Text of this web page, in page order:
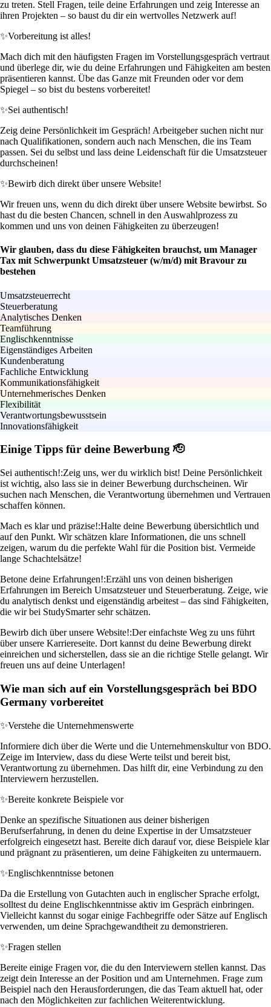
zu treten. Stell Fragen, teile deine Erfahrungen und zeig Interesse an
ihren Projekten – so baust du dir ein wertvolles Netzwerk auf!
✨Vorbereitung ist alles!
Mach dich mit den häufigsten Fragen im Vorstellungsgespräch vertraut
und überlege dir, wie du deine Erfahrungen und Fähigkeiten am besten
präsentieren kannst. Übe das Ganze mit Freunden oder vor dem
Spiegel – so bist du bestens vorbereitet!
✨Sei authentisch!
Zeig deine Persönlichkeit im Gespräch! Arbeitgeber suchen nicht nur
nach Qualifikationen, sondern auch nach Menschen, die ins Team
passen. Sei du selbst und lass deine Leidenschaft für die Umsatzsteuer
durchscheinen!
✨Bewirb dich direkt über unsere Website!
Wir freuen uns, wenn du dich direkt über unsere Website bewirbst. So
hast du die besten Chancen, schnell in den Auswahlprozess zu
kommen und uns von deinen Fähigkeiten zu überzeugen!
Wir glauben, dass du diese Fähigkeiten brauchst, um Manager
Tax mit Schwerpunkt Umsatzsteuer (w/m/d) mit Bravour zu
bestehen
Umsatzsteuerrecht
Steuerberatung
Analytisches Denken
Teamführung
Englischkenntnisse
Eigenständiges Arbeiten
Kundenberatung
Fachliche Entwicklung
Kommunikationsfähigkeit
Unternehmerisches Denken
Flexibilität
Verantwortungsbewusstsein
Innovationsfähigkeit
Einige Tipps für deine Bewerbung 🫡
Sei authentisch!:Zeig uns, wer du wirklich bist! Deine Persönlichkeit
ist wichtig, also lass sie in deiner Bewerbung durchscheinen. Wir
suchen nach Menschen, die Verantwortung übernehmen und Vertrauen
schaffen können.
Mach es klar und präzise!:Halte deine Bewerbung übersichtlich und
auf den Punkt. Wir schätzen klare Informationen, die uns schnell
zeigen, warum du die perfekte Wahl für die Position bist. Vermeide
lange Schachtelsätze!
Betone deine Erfahrungen!:Erzähl uns von deinen bisherigen
Erfahrungen im Bereich Umsatzsteuer und Steuerberatung. Zeige, wie
du analytisch denkst und eigenständig arbeitest – das sind Fähigkeiten,
die wir bei StudySmarter sehr schätzen.
Bewirb dich über unsere Website!:Der einfachste Weg zu uns führt
über unsere Karriereseite. Dort kannst du deine Bewerbung direkt
einreichen und sicherstellen, dass sie an die richtige Stelle gelangt. Wir
freuen uns auf deine Unterlagen!
Wie man sich auf ein Vorstellungsgespräch bei BDO
Germany vorbereitet
✨Verstehe die Unternehmenswerte
Informiere dich über die Werte und die Unternehmenskultur von BDO.
Zeige im Interview, dass du diese Werte teilst und bereit bist,
Verantwortung zu übernehmen. Das hilft dir, eine Verbindung zu den
Interviewern herzustellen.
✨Bereite konkrete Beispiele vor
Denke an spezifische Situationen aus deiner bisherigen
Berufserfahrung, in denen du deine Expertise in der Umsatzsteuer
erfolgreich eingesetzt hast. Bereite dich darauf vor, diese Beispiele klar
und prägnant zu präsentieren, um deine Fähigkeiten zu untermauern.
✨Englischkenntnisse betonen
Da die Erstellung von Gutachten auch in englischer Sprache erfolgt,
solltest du deine Englischkenntnisse aktiv im Gespräch einbringen.
Vielleicht kannst du sogar einige Fachbegriffe oder Sätze auf Englisch
verwenden, um deine Sprachgewandtheit zu demonstrieren.
✨Fragen stellen
Bereite einige Fragen vor, die du den Interviewern stellen kannst. Das
zeigt dein Interesse an der Position und am Unternehmen. Frage zum
Beispiel nach den Herausforderungen, die das Team aktuell hat, oder
nach den Möglichkeiten zur fachlichen Weiterentwicklung.